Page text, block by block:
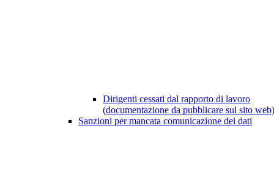
Dirigenti cessati dal rapporto di lavoro
(documentazione da pubblicare sul sito
Sanzioni per mancata comunicazione dei dati